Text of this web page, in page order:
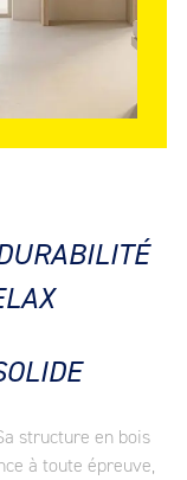
structure en bois
à toute épreuve,